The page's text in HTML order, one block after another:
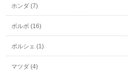
ホンダ (7)
ボルボ (16)
ポルシェ (1)
マツダ (4)